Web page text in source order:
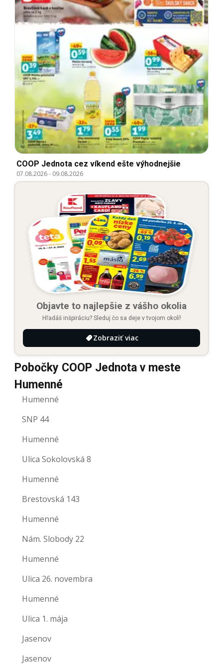
COOP Jednota cez víkend ešte výhodnejšie
07.08.2026- 09.08.2026
Objavte to najlepšie z vášho okolia
Hľadáš inšpiráciu? Sleduj čo sa deje v tvojom okolí!
Zobraziť viac
Pobočky COOP Jednota v meste
Humenné
Humenné
SNP 44
Humenné
Ulica Sokolovská 8
Humenné
Brestovská 143
Humenné
Nám. Slobody 22
Humenné
Ulica 26. novembra
Humenné
Ulica 1. mája
Jasenov
Jasenov